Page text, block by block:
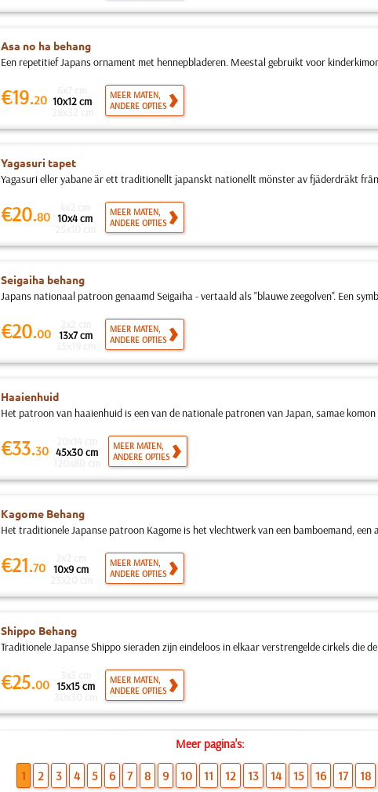
Asa no ha behang
Een repetitief Japans ornament met hennepbladeren. Meestal gebruikt voor
€19.20 10x12 cm
MEER MATEN,
ANDERE OPTIES
Yagasuri tapet
Yagasuri eller yabane är ett traditionellt japanskt nationellt mönster av fjäderdräkt
€20.80 10x4 cm
MEER MATEN,
ANDERE OPTIES
Seigaiha behang
Japans nationaal patroon genaamd Seigaiha - vertaald als "blauwe zeegolven". Een
€20.00 13x7 cm
MEER MATEN,
ANDERE OPTIES
Haaienhuid
Het patroon van haaienhuid is een van de nationale patronen van Japan, samae
€33.30 45x30 cm
MEER MATEN,
ANDERE OPTIES
Kagome Behang
Het traditionele Japanse patroon Kagome is het vlechtwerk van een bamboemand, een
€21.70 10x9 cm
MEER MATEN,
ANDERE OPTIES
Shippo Behang
Traditionele Japanse Shippo sieraden zijn eindeloos in elkaar verstrengelde cirkels die
€25.00 15x15 cm
MEER MATEN,
ANDERE OPTIES
Meer pagina's:
1 2 3 4 5 6 7 8 9 10 11 12 13 14 15 16 17 18